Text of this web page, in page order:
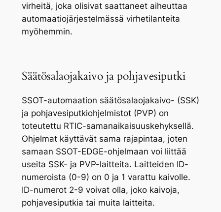
virheitä, joka olisivat saattaneet aiheuttaa
automaatiojärjestelmässä virhetilanteita
myöhemmin.
Säätösalaojakaivo ja pohjavesiputki
SSOT-automaation säätösalaojakaivo- (SSK)
ja pohjavesiputkiohjelmistot (PVP) on
toteutettu RTIC-samanaikaisuuskehyksellä.
Ohjelmat käyttävät sama rajapintaa, joten
samaan SSOT-EDGE-ohjelmaan voi liittää
useita SSK- ja PVP-laitteita. Laitteiden ID-
numeroista (0-9) on 0 ja 1 varattu kaivolle.
ID-numerot 2-9 voivat olla, joko kaivoja,
pohjavesiputkia tai muita laitteita.